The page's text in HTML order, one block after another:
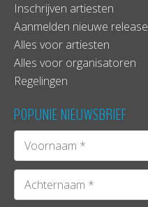
Inschrijven artiesten
Aanmelden nieuwe release
Alles voor artiesten
Alles voor organisatoren
Regelingen
POPUNIE NIEUWSBRIEF